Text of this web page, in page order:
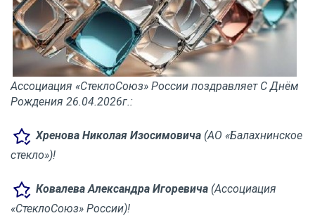
Ассоциация «СтеклоСоюз» России поздравляет С Днём
Рождения 26.04.2026г.:
Хренова Николая Изосимовича (АО «Балахнинское
стекло»)!
Ковалева Александра Игоревича (Ассоциация
«СтеклоСоюз» России)!